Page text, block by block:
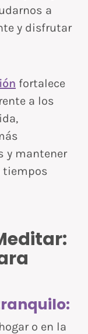
a
y disfrutar
fortalece
a los
y mantener
tiempos
o en la